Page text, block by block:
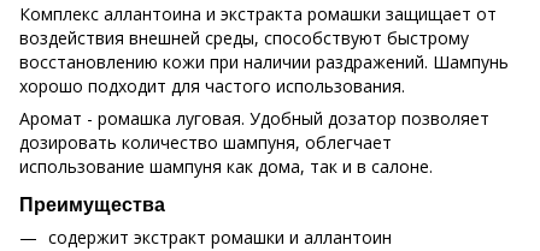
Комплекс аллантоина и экстракта ромашки защищает от
воздействия внешней среды, способствуют быстрому
восстановлению кожи при наличии раздражений. Шампунь
хорошо подходит для частого использования.
Аромат - ромашка луговая. Удобный дозатор позволяет
дозировать количество шампуня, облегчает
использование шампуня как дома, так и в салоне.
Преимущества
содержит экстракт ромашки и аллантоин